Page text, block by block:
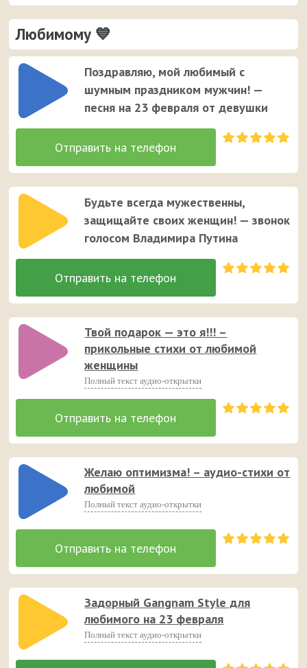
Любимому 💙
Поздравляю, мой любимый с
шумным праздником мужчин! —
песня на 23 февраля от девушки
Будьте всегда мужественны,
защищайте своих женщин! — звонок
голосом Владимира Путина
Твой подарок — это я!!! –
прикольные стихи от любимой
женщины
Полный текст аудио-открытки
Желаю оптимизма! – аудио-стихи от
любимой
Полный текст аудио-открытки
Задорный Gangnam Style для
любимого на 23 февраля
Полный текст аудио-открытки